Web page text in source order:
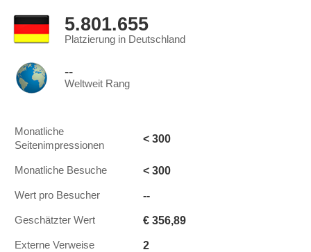
5.801.655
Platzierung in Deutschland
--
Weltweit Rang
Monatliche
Seitenimpressionen
< 300
Monatliche Besuche < 300
Wert pro Besucher --
Geschätzter Wert € 356,89
Externe Verweise 2